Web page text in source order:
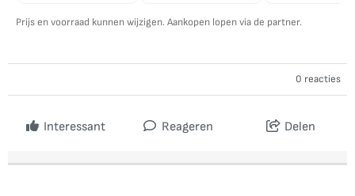
Prijs en voorraad kunnen wijzigen. Aankopen lopen via de partner.
0 reacties
Interessant Reageren Delen